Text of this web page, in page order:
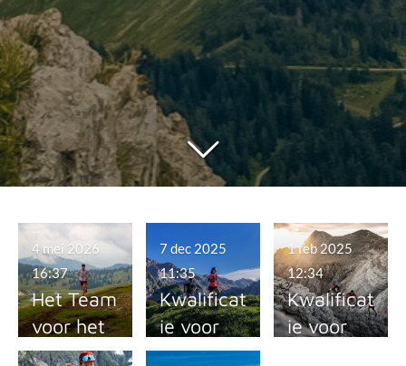
Het Team
voor het
EK
4 mei 2026
16:37
Kwalificat
ie voor
EK Trail &
7 dec 2025
11:35
Kwalificat
ie voor
1 feb 2025
12:34